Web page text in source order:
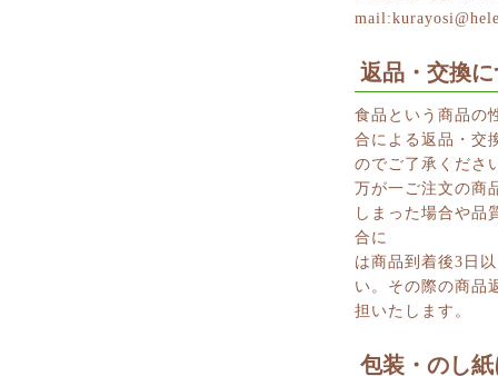
返品・交換
食品という商品の
合による返品・交
のでご了承くださ
万が一ご注文の商
しまった場合や品
合に
は商品到着後3日
い。その際の商品
担いたします。
包装・のし